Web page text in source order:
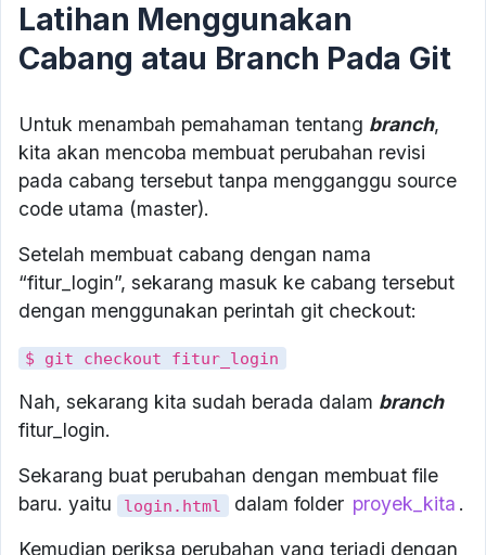
Latihan Menggunakan
Cabang atau Branch Pada Git
Untuk menambah pemahaman tentang branch,
kita akan mencoba membuat perubahan revisi
pada cabang tersebut tanpa mengganggu source
code utama (master).
Setelah membuat cabang dengan nama
“fitur_login”, sekarang masuk ke cabang tersebut
dengan menggunakan perintah git checkout:
$ git checkout fitur_login
Nah, sekarang kita sudah berada dalam branch
fitur_login.
Sekarang buat perubahan dengan membuat file
baru. yaitu
login.html dalam folder proyek_kita .
Kemudian periksa perubahan yang terjadi dengan